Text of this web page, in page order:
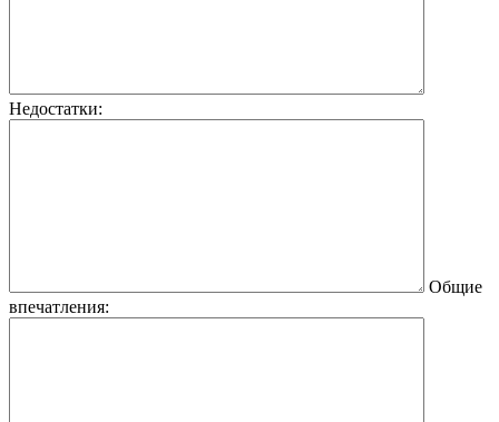
Недостатки:
Общие
впечатления: